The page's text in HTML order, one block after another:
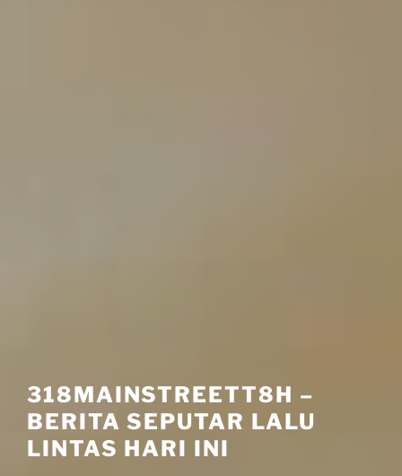
318MAINSTREETT8H –
BERITA SEPUTAR LALU
LINTAS HARI INI